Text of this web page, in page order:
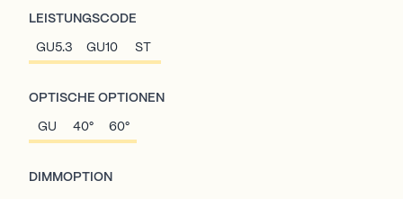
LEISTUNGSCODE
GU5.3 GU10 ST
OPTISCHE OPTIONEN
GU 40° 60°
DIMMOPTION